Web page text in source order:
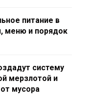
питание в
меню и порядок
систему
мерзлотой и
мусора